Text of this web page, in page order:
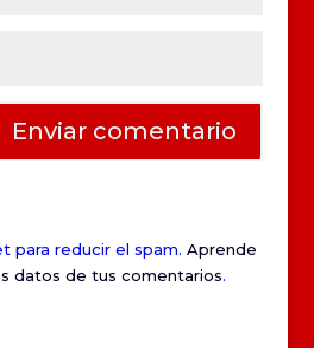
para reducir el spam. Aprende
datos de tus comentarios.